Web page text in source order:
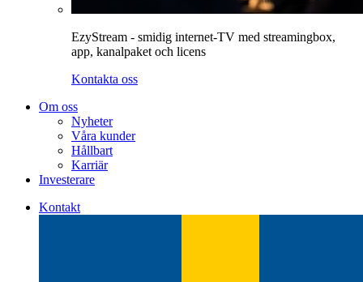
EzyStream - smidig internet-TV med streamingbox,
app, kanalpaket och licens
Kontakta oss
Om oss
Nyheter
Våra kunder
Hållbart
Karriär
Investerare
Kontakt